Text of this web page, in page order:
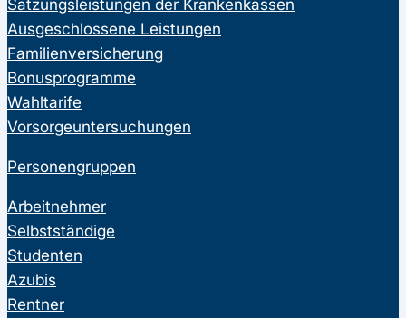
Ausgeschlossene Leistungen
Familienversicherung
Bonusprogramme
Wahltarife
Vorsorgeuntersuchungen
Personengruppen
Arbeitnehmer
Selbstständige
Studenten
Azubis
Rentner